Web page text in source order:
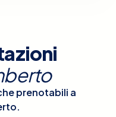
prenotabili a
.